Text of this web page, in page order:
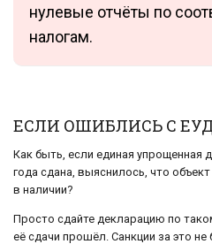
нулевые отчёты по
налогам.
ЕСЛИ ОШИБЛИСЬ С ЕУД
Как быть, если единая упрощенная
года сдана, выяснилось, что
в наличии?
Просто сдайте декларацию по
её сдачи прошёл. Санкции за это не